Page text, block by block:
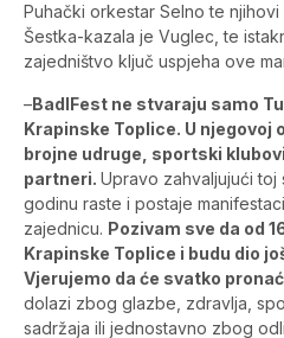
Puhački orkestar Selno te
Šestka-kazala je Vuglec, te
zajedništvo ključ uspjeha ove
–BadlFest ne stvaraju samo
Krapinske Toplice. U njegovoj
brojne udruge, sportski
partneri. Upravo zahvaljujući
godinu raste i postaje
zajednicu. Pozivam sve da od
Krapinske Toplice i budu dio
Vjerujemo da će svatko
dolazi zbog glazbe, zdravlja,
sadržaja ili jednostavno zbog